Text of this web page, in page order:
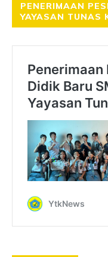
PENERIMAAN
YAYASAN TUNAS